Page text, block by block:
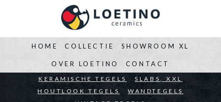
HOME
BEDRIJVEN ARCHITECTEN PARTICULIEREN
COLLECTIE
KERAMISCHE TEGELS
SLABS, XXL
HOUTLOOK TEGELS
WANDTEGELS
SHOWROOM XL
OVER LOETINO CONTACT